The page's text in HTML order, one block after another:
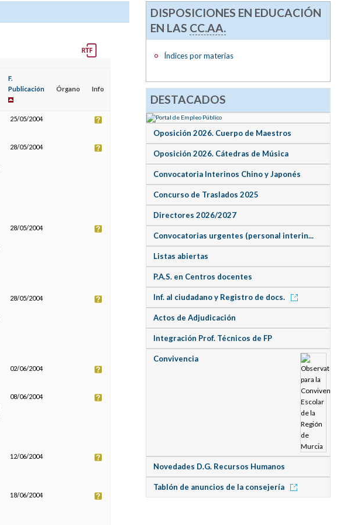
F.
Publicación
Órgano Info
25/05/2004
28/05/2004
28/05/2004
28/05/2004
02/06/2004
08/06/2004
12/06/2004
18/06/2004
DISPOSICIONES EN EDUCACIÓN
EN LAS CC.AA.
Índices por materias
DESTACADOS
Oposición 2026. Cuerpo de Maestros
Oposición 2026. Cátedras de Música
Convocatoria Interinos Chino y Japonés
Concurso de Traslados 2025
Directores 2026/2027
Convocatorias urgentes (personal interin...
Listas abiertas
P.A.S. en Centros docentes
Inf. al ciudadano y Registro de docs.
Actos de Adjudicación
Integración Prof. Técnicos de FP
Convivencia
Novedades D.G. Recursos Humanos
Tablón de anuncios de la consejería